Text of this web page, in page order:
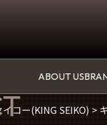
ABOUT US
コー(KING SEIKO) >